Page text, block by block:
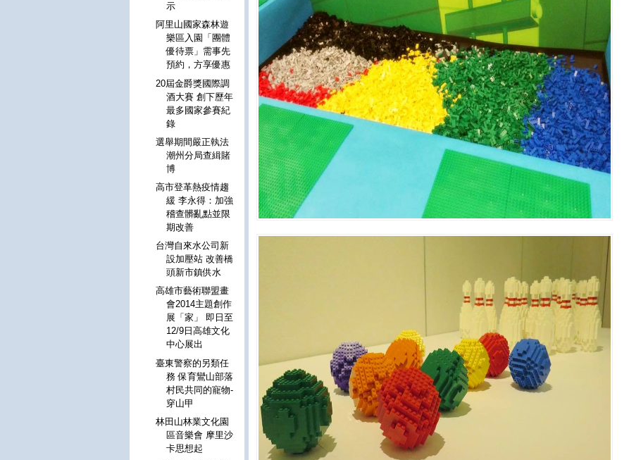
示
阿里山國家森林遊
樂區入園「團體
優待票」需事先
預約，方享優惠
20屆金爵獎國際調
酒大賽 創下歷年
最多國家參賽紀
錄
選舉期間嚴正執法
潮州分局查緝賭
博
高市登革熱疫情趨
緩 李永得：加強
稽查髒亂點並限
期改善
台灣自來水公司新
設加壓站 改善橋
頭新市鎮供水
高雄市藝術聯盟畫
會2014主題創作
展「家」 即日至
12/9日高雄文化
中心展出
臺東警察的另類任
務 保育鸞山部落
村民共同的寵物-
穿山甲
林田山林業文化園
區音樂會 摩里沙
卡思想起